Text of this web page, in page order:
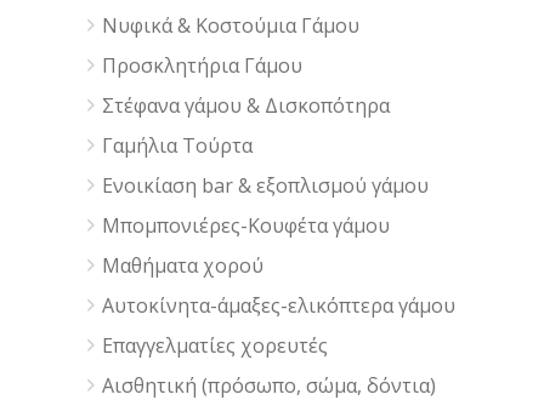
Νυφικά & Κοστούμια Γάμου
Προσκλητήρια Γάμου
Στέφανα γάμου & Δισκοπότηρα
Γαμήλια Τούρτα
Ενοικίαση bar & εξοπλισμού γάμου
Μπομπονιέρες-Κουφέτα γάμου
Μαθήματα χορού
Αυτοκίνητα-άμαξες-ελικόπτερα γάμου
Επαγγελματίες χορευτές
Αισθητική (πρόσωπο, σώμα, δόντια)